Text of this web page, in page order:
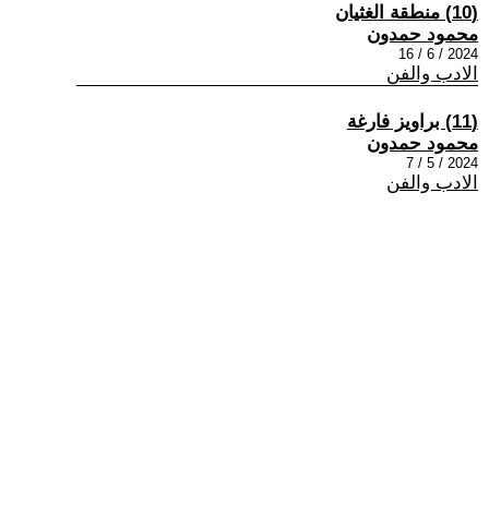
(10) منطقة الغثيان
محمود حمدون
2024 / 6 / 16
الادب والفن
(11) براويز فارغة
محمود حمدون
2024 / 5 / 7
الادب والفن